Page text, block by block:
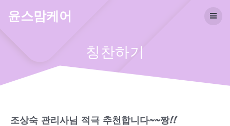
윤스맘케어
칭찬하기
조상숙 관리사님 적극 추천합니다~~짱!!